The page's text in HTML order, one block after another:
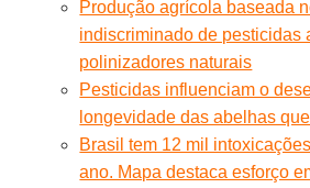
Produção agrícola baseada
indiscriminado de pesticidas
polinizadores naturais
Pesticidas influenciam o
longevidade das abelhas
Brasil tem 12 mil
ano. Mapa destaca esforço